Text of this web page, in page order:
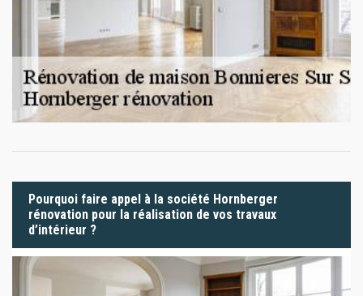
Pourquoi faire appel à la société Hornberger
rénovation pour la réalisation de vos travaux
d’intérieur ?